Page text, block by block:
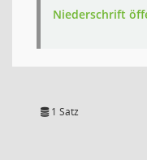
Niederschrift
1 Satz